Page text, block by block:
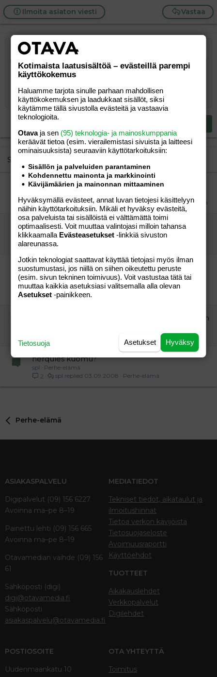
Vastaa
Ilmoita asiaton viesti
Lihavoitu
Kursivoitu
Laajennettuun editoriin…
Lista
Järjestämätön lista
Pienennä sisennystä
Laajennettuun editoriin…
Fontin koko
9
12
15
18
22
TekstiväriKirjasintyyli
Arial
Courier New
Georgia
Times New Roman
Verdana
YliviivaaAlleviivattuRivinsisäinen koodi
Rivinsisäinen spoiler
Tasaus Tasaa vasemmalle
Tasaa oikealle
Justify text
Paragraph format
Normal
Heading 1
Heading 2
LainausLisää video/media
Lisää taulukko
Insert horizontal line
SpoilerKoodi
Tee uudelleen
BBCode-näkymä
Poista muotoilu
LuonnoksetTallenna luonnos
Kirjoita vastaus...
Similar threads
laihdutus takkuilee... apuja
12
Aihe vapaa
15.03.2009
ahmimisongelmainen
Voisko johtua menkoista?
puputi
Aihe vapaa
5
terkkari
Mä pelkään olevani raskaana pillereistä
huolimatta
"vieras" Aihe vapaa
3
vieras a p
Pyöräily sadekeleillä ja lapsen pään suojaaminen
Aihe vapaa
herqules kuomu?
spl
Perhe-elämä
2
Perhe-elämä
03.09.2008
spl
Perhe-elämä
ASIAKASPALVELU
Digipalvelut (09) 156 6227
Avoinna ma–pe 8–19
Painettu lehti (09) 156 665
Avoinna ma–pe 8–19
Otavamedian vaihde (09) 156
61
Sähköposti (digi)
digi@otavamedia.fi
Sähköposti
asiakaspalvelu@otavamedia.fi
MEDIATIEDOT
Tekniset tiedot, aikataulut ja
ilmoitushinnat
Tietoa verkon kävijöistä
Tietosuojaseloste
Avoimuusraportti
Käyttöehdot
TUOTTEET
Aikakauslehdet
Verkkopalvelut
Digilehdet
POSTIOSOITE
Uudenmaankatu 10
OTA YHTEYTTÄ
Toimitus
Kotimaista laatusisältöä – evästeillä parempi
käyttökokemus
Haluamme tarjota sinulle parhaan mahdollisen
käyttökokemuksen ja laadukkaat sisällöt, siksi
käytämme tällä sivustolla evästeitä ja vastaavia
teknologioita.
Otavaja sen (95) teknologia- ja mainoskumppania
keräävät tietoa (esim. vierailemis­tasi sivuista ja laitteesi
ominaisuuk­sista) seuraaviin käyttötarkoituksiin:
Sisällön ja palveluiden parantaminen
Kohdennettu mainonta ja markkinointi
Kävijämäärien ja mainonnan mittaaminen
Hyväksymällä evästeet, annat luvan tietojesi käsittelyyn
näihin käyttötarkoituksiin. Mikäli et hyväksy evästeitä,
osa palveluista tai sisällöistä ei välttämättä toimi
optimaalisesti. Voit muuttaa valintojasi milloin tahansa
klikkaamalla Evästeasetukset -linkkiä sivuston
alareunassa.
Jotkin teknologiat saattavat käyttää tietojasi myös ilman
suostumustasi, jos niillä on siihen oikeutettu peruste
(esim. sivun tekninen toimivuus). Voit vastustaa tätä tai
muuttaa kaikkia asetuksiasi valitsemalla alla olevan
Asetukset -painikkeen.
Hyväksy
Asetukset
Tietosuoja